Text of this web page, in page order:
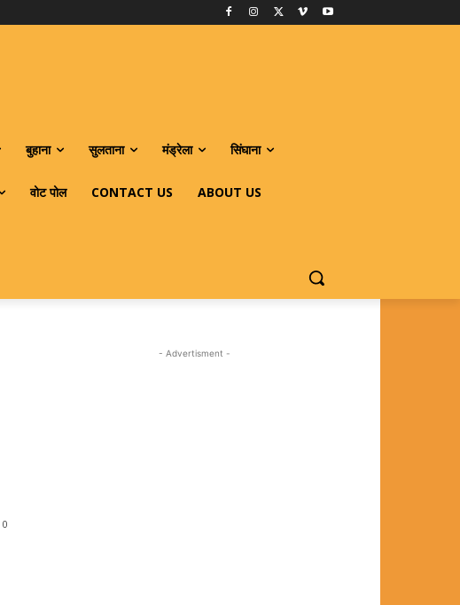
बुहाना सुलताना मंड्रेला सिंघाना
वोट पोल CONTACT US ABOUT US
0
- Advertisment -